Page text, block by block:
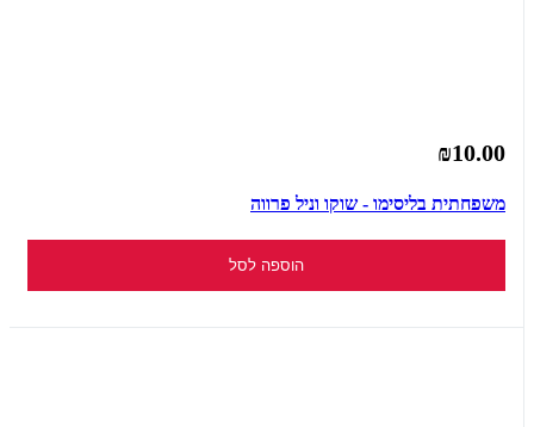
₪10.00
משפחתית בליסימו - שוקו וניל פרווה
הוספה לסל